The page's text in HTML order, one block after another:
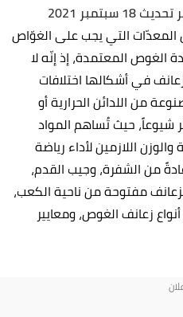
18 سبتمبر 2021
التي يجب على الغوّاص
الغوص المعتمدة، إذ إنّه لا
في أشكالها اختلافات
من اللدائن الحرارية أو
شيوعاً، حيث تُساهم المواد
اللازمين لأداء رياضة
من الشفرة، وجيب القدم،
مفتوحة من ناحية الكعب،
زعانف الغوص، ومعايير